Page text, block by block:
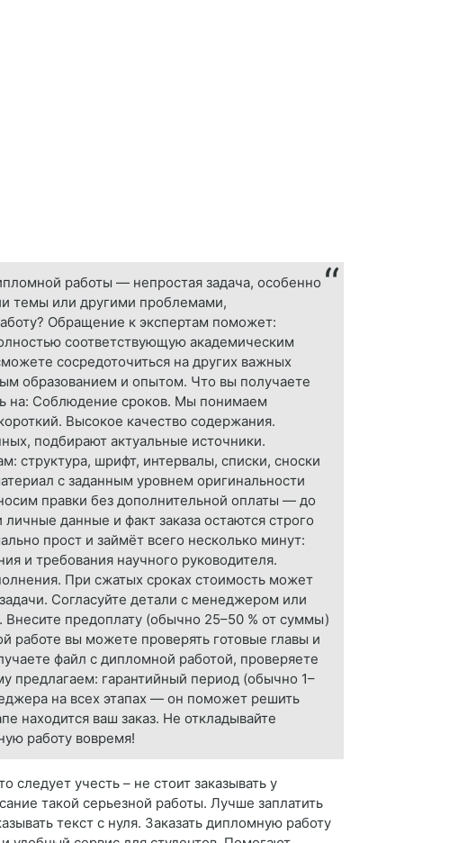
работы — непростая задача, особенно
темы или другими проблемами,
Обращение к экспертам поможет:
соответствующую академическим
сосредоточиться на других важных
образованием и опытом. Что вы получаете
на: Соблюдение сроков. Мы понимаем
Высокое качество содержания.
подбирают актуальные источники.
структура, шрифт, интервалы, списки, сноски
с заданным уровнем оригинальности
правки без дополнительной оплаты — до
данные и факт заказа остаются строго
прост и займёт всего несколько минут:
и требования научного руководителя.
При сжатых сроках стоимость может
Согласуйте детали с менеджером или
предоплату (обычно 25–50 % от суммы)
работе вы можете проверять готовые главы и
файл с дипломной работой, проверяете
предлагаем: гарантийный период (обычно 1–
на всех этапах — он поможет решить
находится ваш заказ. Не откладывайте
работу вовремя!
учесть – не стоит заказывать у
такой серьезной работы. Лучше заплатить
текст с нуля. Заказать дипломную работу